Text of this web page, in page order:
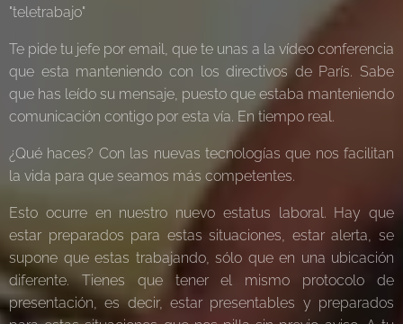
"teletrabajo"
Te pide tu jefe por email, que te unas a la vídeo conferencia
que esta manteniendo con los directivos de París. Sabe
que has leído su mensaje, puesto que estaba manteniendo
comunicación contigo por esta vía. En tiempo real.
¿Qué haces? Con las nuevas tecnologías que nos facilitan
la vida para que seamos más competentes.
Esto ocurre en nuestro nuevo estatus laboral. Hay que
estar preparados para estas situaciones, estar alerta, se
supone que estas trabajando, sólo que en una ubicación
diferente. Tienes que tener el mismo protocolo de
presentación, es decir, estar presentables y preparados